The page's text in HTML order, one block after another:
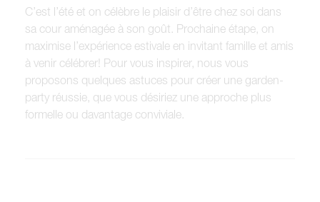
C’est l’été et on célèbre le plaisir d’être chez soi dans
sa cour aménagée à son goût. Prochaine étape, on
maximise l’expérience estivale en invitant famille et amis
à venir célébrer! Pour vous inspirer, nous vous
proposons quelques astuces pour créer une garden-
party réussie, que vous désiriez une approche plus
formelle ou davantage conviviale.